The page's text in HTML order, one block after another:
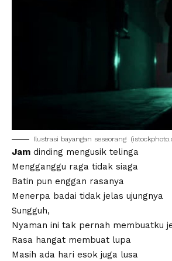
Ilustrasi bayangan seseorang (
Jam dinding mengusik telinga
Mengganggu raga tidak siaga
Batin pun enggan rasanya
Menerpa badai tidak jelas ujungnya
Sungguh,
Nyaman ini tak pernah membuatku
Rasa hangat membuat lupa
Masih ada hari esok juga lusa